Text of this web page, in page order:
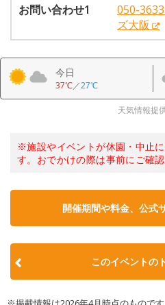
お問い合わせ1
050-
ズ大阪
今日
37℃／27℃
天気情報提
※施設やイベントが休園・中止
す。おでかけの際は事前にご確認
開催期間や料金、公式
このイベントの